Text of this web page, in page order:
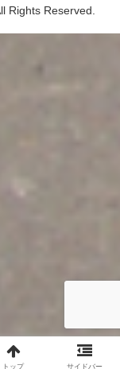
Rights Reserved.
トップ サイドバー